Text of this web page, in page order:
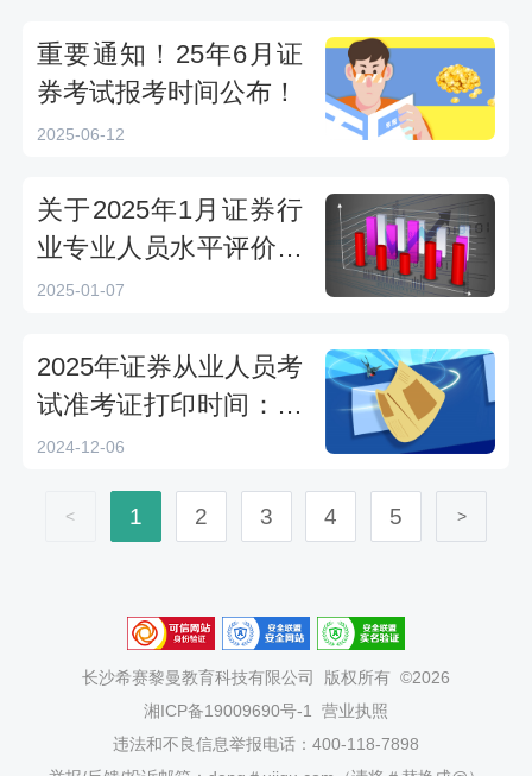
重要通知！25年6月证
券考试报考时间公布！
2025-06-12
关于2025年1月证券行
业专业人员水平评价预
约测试公告
2025-01-07
2025年证券从业人员考
试准考证打印时间：考
前一周
2024-12-06
< 1 2 3 4 5 >
长沙希赛黎曼教育科技有限公司
版权所有 ©2026
湘ICP备19009690号-1
营业执照
违法和不良信息举报电话：400-118-7898